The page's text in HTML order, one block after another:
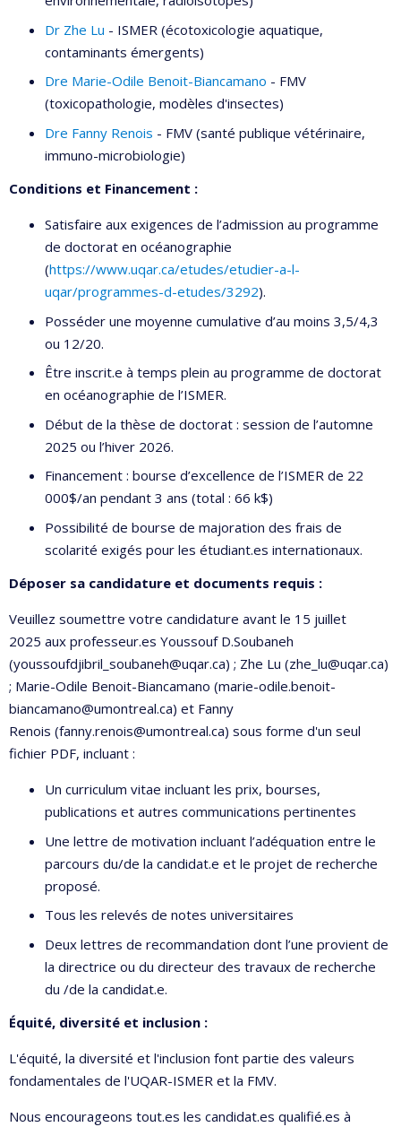
Dr Zhe Lu - ISMER (écotoxicologie aquatique,
contaminants émergents)
Dre Marie-Odile Benoit-Biancamano - FMV
(toxicopathologie, modèles d'insectes)
Dre Fanny Renois - FMV (santé publique vétérinaire,
immuno-microbiologie)
Conditions et Financement :
Satisfaire aux exigences de l’admission au programme
de doctorat en océanographie
(https://www.uqar.ca/etudes/etudier-a-l-
uqar/programmes-d-etudes/3292).
Posséder une moyenne cumulative d’au moins 3,5/4,3
ou 12/20.
Être inscrit.e à temps plein au programme de doctorat
en océanographie de l’ISMER.
Début de la thèse de doctorat : session de l’automne
2025 ou l’hiver 2026.
Financement : bourse d’excellence de l’ISMER de 22
000$/an pendant 3 ans (total : 66 k$)
Possibilité de bourse de majoration des frais de
scolarité exigés pour les étudiant.es internationaux.
Déposer sa candidature et documents requis :
Veuillez soumettre votre candidature avant le 15 juillet
2025 aux professeur.es Youssouf D.Soubaneh
(youssoufdjibril_soubaneh@uqar.ca) ; Zhe Lu (zhe_lu@uqar.ca)
; Marie-Odile Benoit-Biancamano (marie-odile.benoit-
biancamano@umontreal.ca) et Fanny
Renois (fanny.renois@umontreal.ca) sous forme d'un seul
fichier PDF, incluant :
Un curriculum vitae incluant les prix, bourses,
publications et autres communications pertinentes
Une lettre de motivation incluant l’adéquation entre le
parcours du/de la candidat.e et le projet de recherche
proposé.
Tous les relevés de notes universitaires
Deux lettres de recommandation dont l’une provient de
la directrice ou du directeur des travaux de recherche
du /de la candidat.e.
Équité, diversité et inclusion :
L'équité, la diversité et l'inclusion font partie des valeurs
fondamentales de l'UQAR-ISMER et la FMV.
Nous encourageons tout.es les candidat.es qualifié.es à